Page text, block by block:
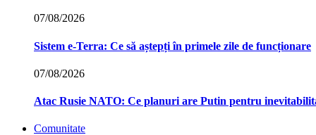
07/08/2026
Sistem e-Terra: Ce să aștepți în primele zile de funcționare
07/08/2026
Atac Rusie NATO: Ce planuri are Putin pentru
Comunitate